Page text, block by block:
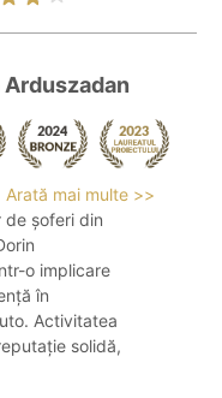
Arată mai multe >>
de șoferi din
o implicare
în
Activitatea
solidă,